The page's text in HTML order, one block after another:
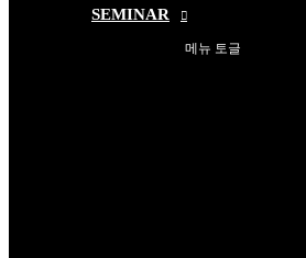
SEMINAR
메뉴 토글